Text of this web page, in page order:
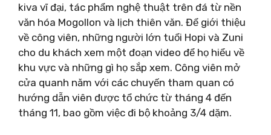
kiva vĩ đại, tác phẩm nghệ thuật trên đá từ nền
văn hóa Mogollon và lịch thiên văn. Để giới thiệu
về công viên, những người lớn tuổi Hopi và Zuni
cho du khách xem một đoạn video để họ hiểu về
khu vực và những gì họ sắp xem. Công viên mở
cửa quanh năm với các chuyến tham quan có
hướng dẫn viên được tổ chức từ tháng 4 đến
tháng 11, bao gồm việc đi bộ khoảng 3/4 dặm.